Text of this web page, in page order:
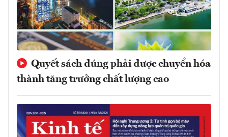
Quyết sách đúng phải được chuyển hóa
thành tăng trưởng chất lượng cao